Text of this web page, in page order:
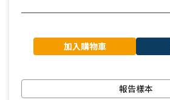
加入購物車
報告樣本